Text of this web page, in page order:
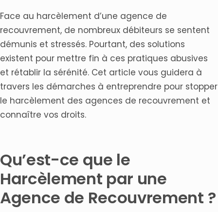
Prévention et Bonnes Pratiques
Face au harcèlement d’une agence de
recouvrement, de nombreux débiteurs se sentent
démunis et stressés. Pourtant, des solutions
existent pour mettre fin à ces pratiques abusives
et rétablir la sérénité. Cet article vous guidera à
travers les démarches à entreprendre pour stopper
le harcèlement des agences de recouvrement et
connaître vos droits.
Qu’est-ce que le
Harcèlement par une
Agence de Recouvrement ?